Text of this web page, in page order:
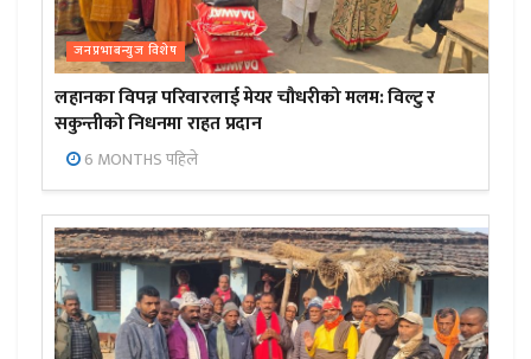
जनप्रभाबन्युज विशेष
लहानका विपन्न परिवारलाई मेयर चौधरीको मलम: विल्टु र
सकुन्तीको निधनमा राहत प्रदान
6 MONTHS पहिले